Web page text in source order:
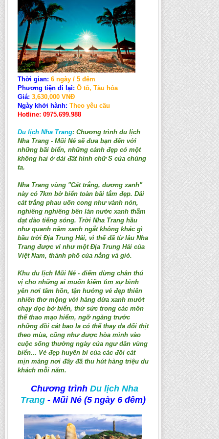
Thời gian: 6 ngày / 5 đêm
Phương tiện đi lại: Ô tô, Tàu hỏa
Giá: 3,630,000 VNĐ
Ngày khởi hành: Theo yêu cầu
Hotline: 0975.699.988
Du lịch Nha Trang: Chương trình du lịch
Nha Trang - Mũi Né sẽ đưa bạn đến với
những bãi biển, những cảnh đẹp có một
không hai ở dải đất hình chữ S của chúng
ta.
Nha Trang vùng "Cát trắng, dương xanh"
này có 7km bờ biển toàn bãi tắm đẹp. Dải
cát trắng phau uốn cong như vành nón,
nghiêng nghiêng bên làn nước xanh thẫm
dạt dào tiếng sóng. Trời Nha Trang hầu
như quanh năm xanh ngắt không khác gì
bầu trời Ðịa Trung Hải, vì thế đã từ lâu Nha
Trang được ví như một Ðịa Trung Hải của
Việt Nam, thành phố của nắng và gió.
Khu du lịch Mũi Né - điểm dừng chân thú
vị cho những ai muốn kiếm tìm sự bình
yên nơi tâm hồn, tận hưởng vẻ đẹp thiên
nhiên thơ mộng với hàng dừa xanh mướt
chạy dọc bờ biển, thử sức trong các môn
thể thao mạo hiểm, ngỡ ngàng trước
những đồi cát bao la có thể thay da đổi thịt
theo mùa, cũng như được hòa mình vào
cuộc sống thường ngày của ngư dân vùng
biển... Vẻ đẹp huyền bí của các đồi cát
mịn màng nơi đây đã thu hút hàng triệu du
khách mỗi năm.
Chương trình Du lịch Nha
Trang - Mũi Né (5 ngày 6 đêm)